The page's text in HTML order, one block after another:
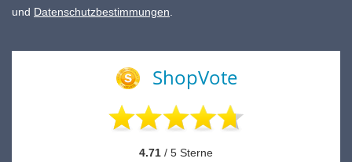
und Datenschutzbestimmungen
ShopVote
4.71 / 5 Sterne